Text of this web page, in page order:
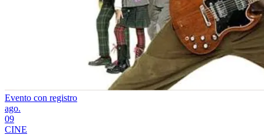
Evento con registro
ago.
09
CINE